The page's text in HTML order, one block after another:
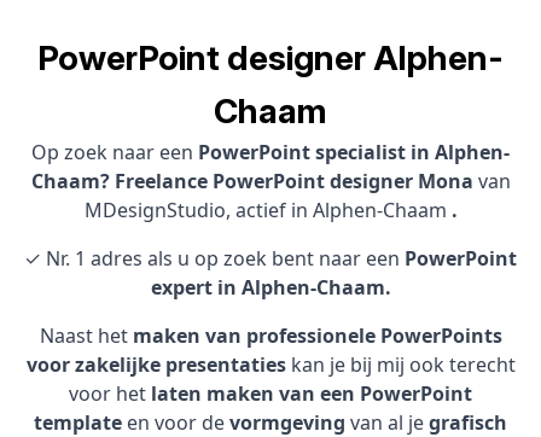
PowerPoint designer Alphen-
Chaam
Op zoek naar een PowerPoint specialist in Alphen-
Chaam? Freelance PowerPoint designer Mona van
MDesignStudio, actief in Alphen-Chaam .
✓ Nr. 1 adres als u op zoek bent naar een PowerPoint
expert in Alphen-Chaam.
Naast het maken van professionele PowerPoints
voor zakelijke presentatieskan je bij mij ook terecht
voor het laten maken van een PowerPoint
template en voor devormgeving van al jegrafisch